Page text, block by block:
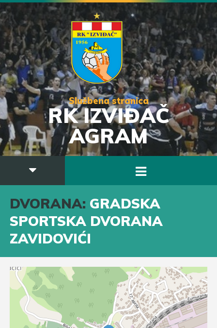
Službena stranica
RK IZVIĐAČ
AGRAM
DVORANA: GRADSKA
SPORTSKA DVORANA
ZAVIDOVIĆI